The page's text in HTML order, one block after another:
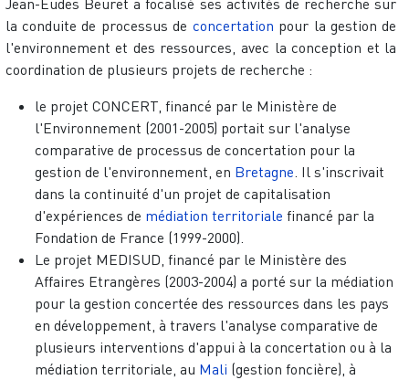
la conduite de processus de concertation pour la gestion de
l'environnement et des ressources, avec la conception et la
coordination de plusieurs projets de recherche :
le projet CONCERT, financé par le Ministère de
l'Environnement (2001-2005) portait sur l'analyse
comparative de processus de concertation pour la
gestion de l'environnement, en Bretagne . Il s'inscrivait
dans la continuité d'un projet de capitalisation
d'expériences de médiation territoriale financé par la
Fondation de France (1999-2000).
Le projet MEDISUD, financé par le Ministère des
Affaires Etrangères (2003-2004) a porté sur la médiation
pour la gestion concertée des ressources dans les pays
en développement, à travers l'analyse comparative de
plusieurs interventions d'appui à la concertation ou à la
médiation territoriale, au Mali (gestion foncière), à